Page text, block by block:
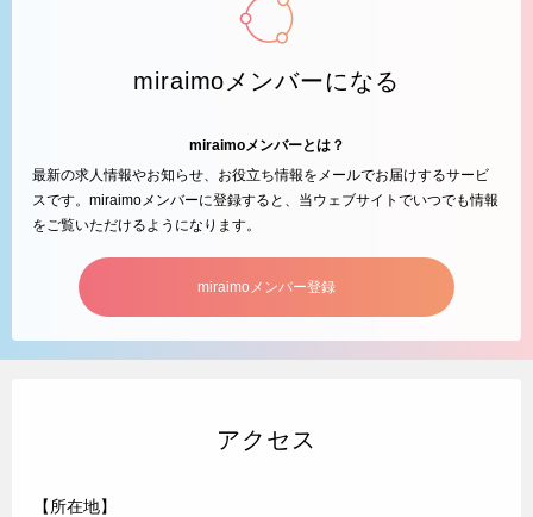
miraimoメンバーになる
miraimoメンバーとは？
最新の求人情報やお知らせ、お役立ち情報をメールでお届けするサービ
スです。miraimoメンバーに登録すると、当ウェブサイトでいつでも情報
をご覧いただけるようになります。
miraimoメンバー登録
アクセス
【所在地】